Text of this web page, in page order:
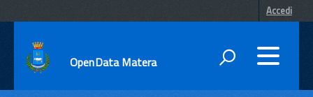
Accedi
OpenData Matera